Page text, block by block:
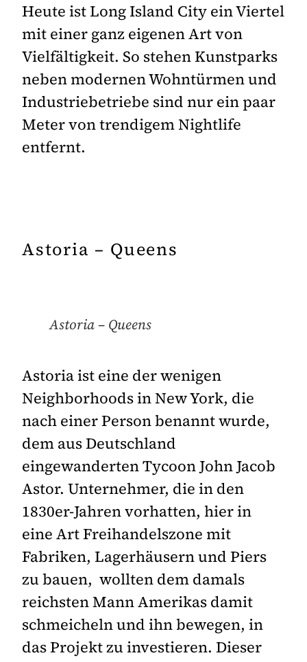
Heute ist Long Island City ein Viertel
mit einer ganz eigenen Art von
Vielfältigkeit. So stehen Kunstparks
neben modernen Wohntürmen und
Industriebetriebe sind nur ein paar
Meter von trendigem Nightlife
entfernt.
Astoria – Queens
Astoria – Queens
Astoria ist eine der wenigen
Neighborhoods in New York, die
nach einer Person benannt wurde,
dem aus Deutschland
eingewanderten Tycoon John Jacob
Astor. Unternehmer, die in den
1830er-Jahren vorhatten, hier in
eine Art Freihandelszone mit
Fabriken, Lagerhäusern und Piers
zu bauen, wollten dem damals
reichsten Mann Amerikas damit
schmeicheln und ihn bewegen, in
das Projekt zu investieren. Dieser